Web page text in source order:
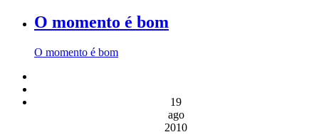
O momento é bom
O momento é bom
19
ago
2010